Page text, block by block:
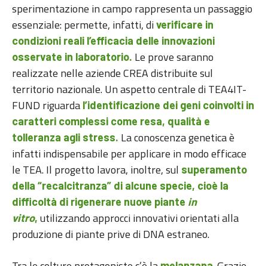
sperimentazione in campo rappresenta un passaggio
essenziale: permette, infatti, diverificare in
condizioni reali l’efficacia delle innovazioni
osservate in laboratorio. Le prove saranno
realizzate nelle aziende CREA distribuite sul
territorio nazionale. Un aspetto centrale di TEA4IT-
FUND riguarda l’identificazione dei geni coinvolti in
caratteri complessi come resa, qualità e
tolleranza agli stress. La conoscenza genetica è
infatti indispensabile per applicare in modo efficace
le TEA. Il progetto lavora, inoltre, sul superamento
della “recalcitranza” di alcune specie, cioè la
difficoltà di rigenerare nuove piante in
vitro, utilizzando approcci innovativi orientati alla
produzione di piante prive di DNA estraneo.